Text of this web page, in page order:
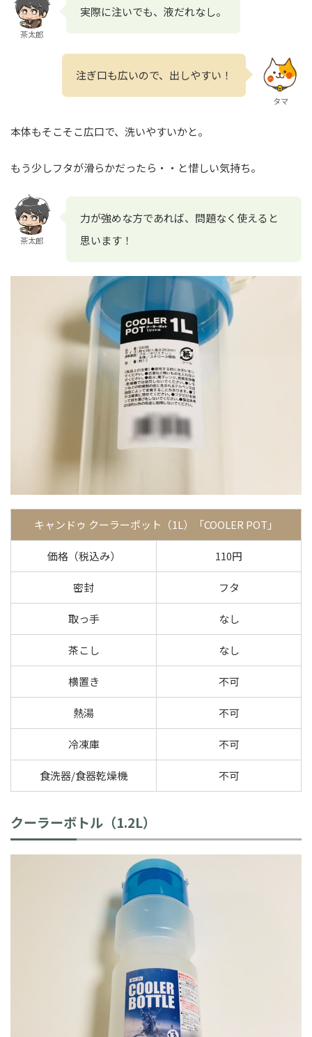
茶太郎
実際に注いでも、液だれなし。
注ぎ口も広いので、出しやすい！
タマ
本体もそこそこ広口で、洗いやすいかと。
もう少しフタが滑らかだったら・・と惜しい気持ち。
茶太郎
力が強めな方であれば、問題なく使えると
思います！
キャンドゥ クーラーポット（1L）「COOLER POT」
価格（税込み） 110円
密封 フタ
取っ手 なし
茶こし なし
横置き 不可
熱湯 不可
冷凍庫 不可
食洗器/食器乾燥機 不可
クーラーボトル（1.2L）